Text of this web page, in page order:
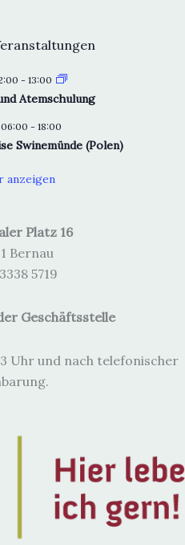
- 13:00
Atemschulung
06:00 - 18:00
Swinemünde (Polen)
anzeigen
Platz 16
Bernau
5719
Geschäftsstelle
Uhr und nach telefonischer